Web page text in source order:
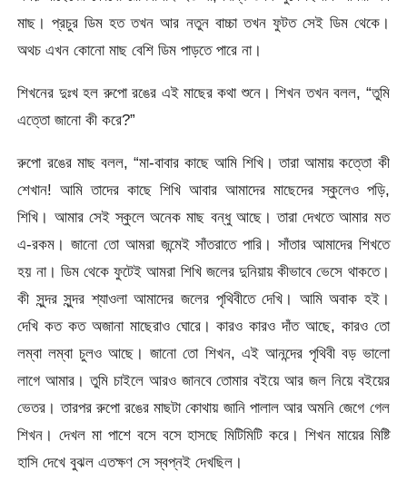
মাছ। প্রচুর ডিম হত তখন আর নতুন বাচ্চা তখন ফুটত সেই ডিম থেকে।
অথচ এখন কোনো মাছ বেশি ডিম পাড়তে পারে না।
শিখনের দুঃখ হল রুপো রঙের এই মাছের কথা শুনে। শিখন তখন বলল, “তুমি
এত্তো জানো কী করে?”
রুপো রঙের মাছ বলল, “মা-বাবার কাছে আমি শিখি। তারা আমায় কত্তো কী
শেখান! আমি তাদের কাছে শিখি আবার আমাদের মাছেদের স্কুলেও পড়ি,
শিখি। আমার সেই স্কুলে অনেক মাছ বন্ধু আছে। তারা দেখতে আমার মত
এ-রকম। জানো তো আমরা জন্মেই সাঁতরাতে পারি। সাঁতার আমাদের শিখতে
হয় না। ডিম থেকে ফুটেই আমরা শিখি জলের দুনিয়ায় কীভাবে ভেসে থাকতে।
কী সুন্দর সুন্দর শ্যাওলা আমাদের জলের পৃথিবীতে দেখি। আমি অবাক হই।
দেখি কত কত অজানা মাছেরাও ঘোরে। কারও কারও দাঁত আছে, কারও তো
লম্বা লম্বা চুলও আছে। জানো তো শিখন, এই আনন্দের পৃথিবী বড় ভালো
লাগে আমার। তুমি চাইলে আরও জানবে তোমার বইয়ে আর জল নিয়ে বইয়ের
ভেতর। তারপর রুপো রঙের মাছটা কোথায় জানি পালাল আর অমনি জেগে গেল
শিখন। দেখল মা পাশে বসে বসে হাসছে মিটিমিটি করে। শিখন মায়ের মিষ্টি
হাসি দেখে বুঝল এতক্ষণ সে স্বপ্নই দেখছিল।